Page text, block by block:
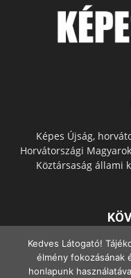
Képes Újság,
Horvátországi
Köztársaság állami
Kedves Látogató!
élmény fokozásának
honlapunk